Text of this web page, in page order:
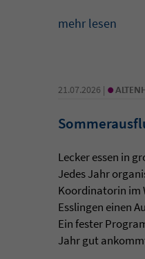
mehr lesen
21.07.2026 | •
Lecker essen in
Jedes Jahr
Koordinatorin im
Esslingen einen
Ein fester
Jahr gut